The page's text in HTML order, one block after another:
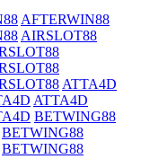
AFTERWIN88
AIRSLOT88
ATTA4D
ATTA4D
BETWING88
BETWING88
BETWING88